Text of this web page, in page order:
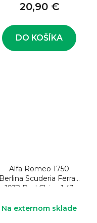
20,90 €
DO KOŠÍKA
Alfa Romeo 1750
Berlina Scuderia Ferrari
1932 Red China 1:43
Na externom sklade